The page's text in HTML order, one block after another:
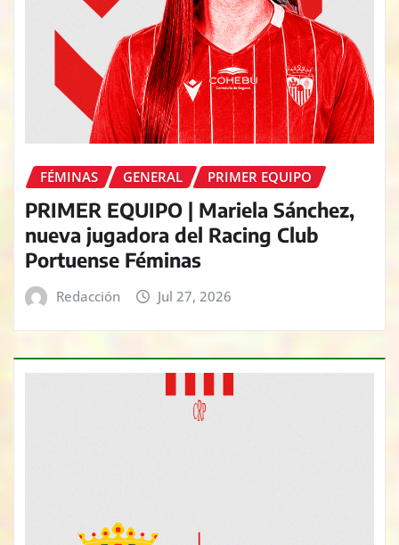
FÉMINAS GENERAL PRIMER EQUIPO
PRIMER EQUIPO | Mariela Sánchez,
nueva jugadora del Racing Club
Portuense Féminas
Redacción Jul 27, 2026